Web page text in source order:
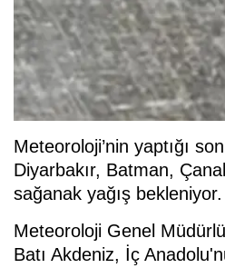
Meteoroloji’nin yaptığı
Diyarbakır, Batman,
sağanak yağış bekleniyor.
Meteoroloji Genel
Batı Akdeniz, İç